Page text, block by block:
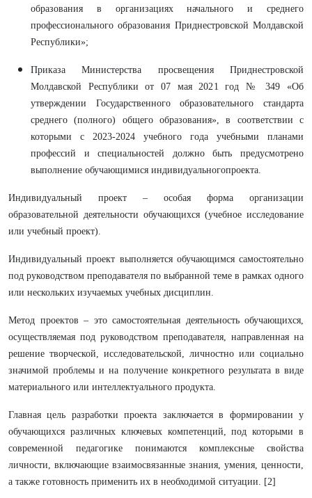
образования в организациях начального и среднего
профессионального образования Приднестровской Молдавской
Республики»;
Приказа Министерства просвещения Приднестровской
Молдавской Республики от 07 мая 2021 год № 349 «Об
утверждении Государственного образовательного стандарта
среднего (полного) общего образования», в соответствии с
которыми с 2023-2024 учебного года учебными планами
профессий и специальностей должно быть предусмотрено
выполнение обучающимися индивидуальногопроекта.
Индивидуальный проект – особая форма организации
образовательной деятельности обучающихся (учебное исследование
или учебный проект).
Индивидуальный проект выполняется обучающимся самостоятельно
под руководством преподавателя по выбранной теме в рамках одного
или нескольких изучаемых учебных дисциплин.
Метод проектов – это самостоятельная деятельность обучающихся,
осуществляемая под руководством преподавателя, направленная на
решение творческой, исследовательской, личностно или социально
значимой проблемы и на получение конкретного результата в виде
материального или интеллектуального продукта.
Главная цель разработки проекта заключается в формировании у
обучающихся различных ключевых компетенций, под которыми в
современной педагогике понимаются комплексные свойства
личности, включающие взаимосвязанные знания, умения, ценности,
а также готовность применить их в необходимой ситуации. [2]